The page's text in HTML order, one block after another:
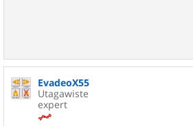
EvadeoX55
Utagawiste
expert